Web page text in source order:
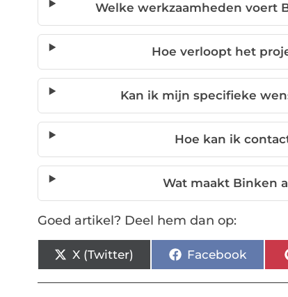
Welke werkzaamheden voert
Hoe verloopt het
Kan ik mijn specifieke
Hoe kan ik
Wat maakt Binken
Goed artikel? Deel hem dan op:
X (Twitter) Facebook